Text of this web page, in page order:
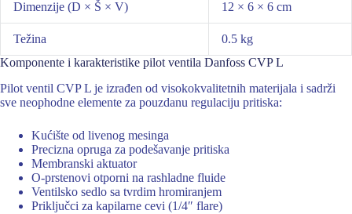
Dimenzije (D × Š × V) 12 × 6 × 6 cm
Težina
0.5 kg
Komponente i karakteristike pilot ventila Danfoss CVP L
Pilot ventil CVP L je izrađen od visokokvalitetnih materijala i sadrži
sve neophodne elemente za pouzdanu regulaciju pritiska:
Kućište od livenog mesinga
Precizna opruga za podešavanje pritiska
Membranski aktuator
O-prstenovi otporni na rashladne fluide
Ventilsko sedlo sa tvrdim hromiranjem
Priključci za kapilarne cevi (1/4″ flare)